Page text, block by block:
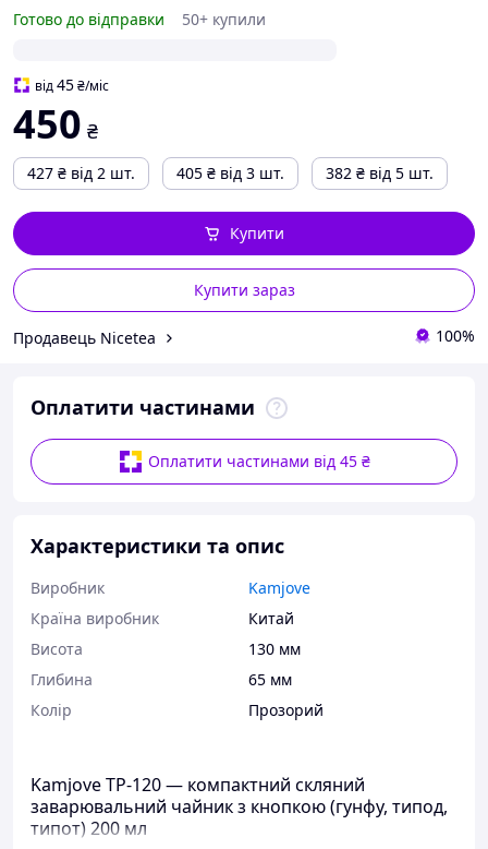
Готово до відправки
50+ купили
від45₴/міс
450 ₴
427 ₴ від 2 шт. 405 ₴ від 3 шт. 382 ₴ від 5 шт.
Купити зараз
Купити
Продавець Nicetea 100%
Оплатити частинами
Оплатити частинами від 45 ₴
Характеристики та опис
Виробник
Kamjove
Країна виробник
Китай
Висота
130 мм
Глибина
65 мм
Колір
Прозорий
Kamjove TP-120 — компактний скляний
заварювальний чайник з кнопкою (гунфу, типод,
типот) 200 мл